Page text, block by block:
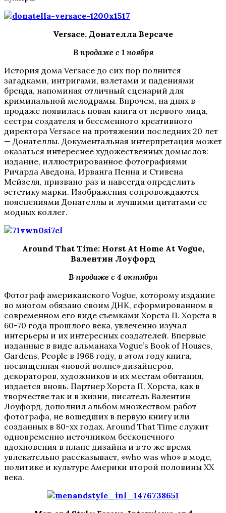
Versace, Донателла Версаче
В продаже с 1 ноября
История дома Versace до сих пор полнится
загадками, интригами, взлетами и падениями
бренда, напоминая отличный сценарий для
криминальной мелодрамы. Впрочем, на днях в
продаже появилась новая книга от первого лица,
сестры создателя и бессменного креативного
директора Versace на протяжении последних 20 лет
— Донателлы. Документальная интерпретация может
оказаться интереснее художественных домыслов:
издание, иллюстрированное фотографиями
Ричарда Аведона, Ирванга Пенна и Стивена
Мейзеля, призвано раз и навсегда определить
эстетику марки. Изображения сопровождаются
пояснениями Донателлы и лучшими цитатами ее
модных коллег.
Around That Time: Horst At Home At Vogue,
Валентин Лоуфорд
В продаже с 4 октября
Фотограф американского Vogue, которому издание
во многом обязано своим ДНК, сформированном в
современном его виде съемками Хорста П. Хорста в
60-70 года прошлого века, увлеченно изучал
интерьеры и их интересных создателей. Впервые
изданные в виде альманаха Vogue’s Book of Houses,
Gardens, People в 1968 году, в этом году книга,
посвященная «новой волне» дизайнеров,
декораторов, художников и их местам обитания,
издается вновь. Партнер Хорста П. Хорста, как в
творчестве так и в жизни, писатель Валентин
Лоуфорд, дополнил альбом множеством работ
фотографа, не вошедших в первую книгу или
созданных в 80-хх годах. Around That Time служит
одновременно источником бесконечного
вдохновения в плане дизайна и в то же время
увлекательно рассказывает, «who was who» в моде,
политике и культуре Америки второй половины ХХ
века.